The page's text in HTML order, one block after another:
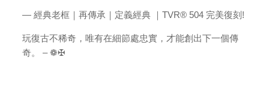
— 經典老框｜再傳承｜定義經典 ｜TVR® 504 完美復刻!
玩復古不稀奇，唯有在細節處忠實，才能創出下一個傳
奇。 – ❁✠